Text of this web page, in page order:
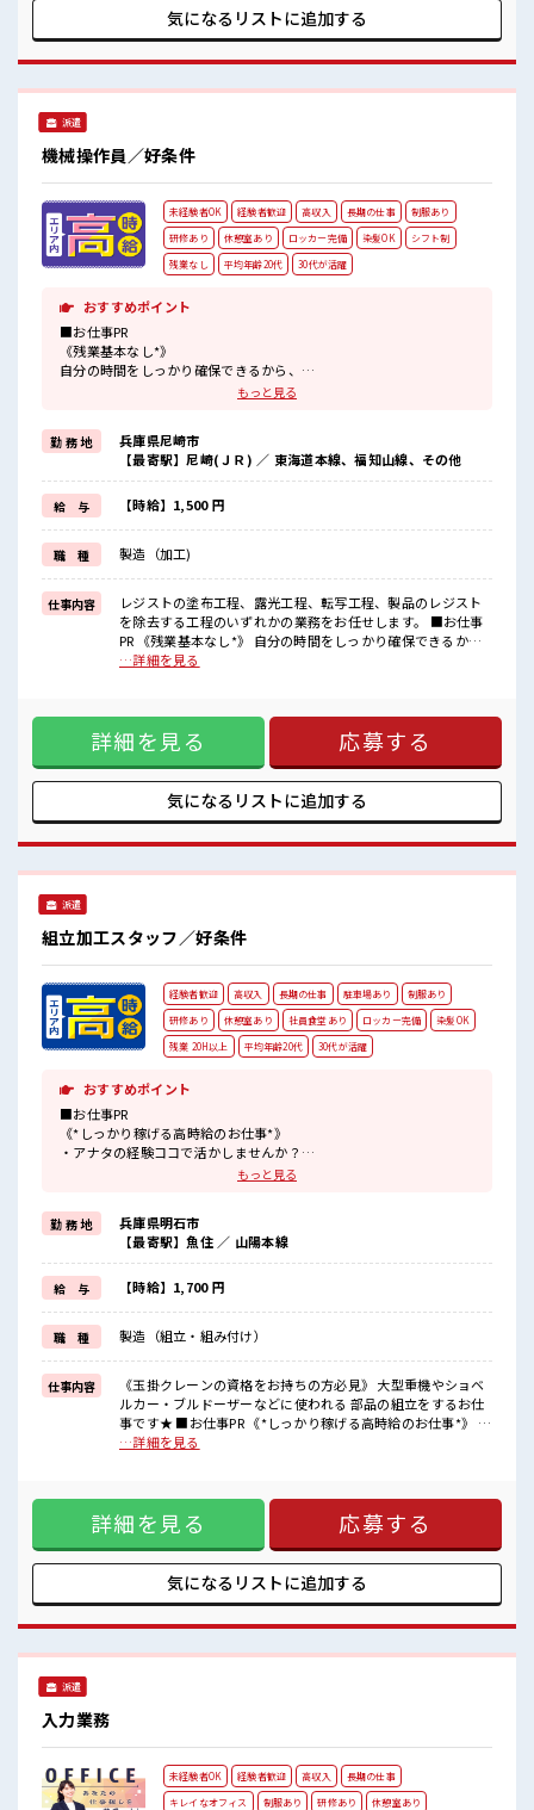
しっかりとあります◎ ここからスキル・ステップUPしていき
ましょう↑↑ ■職場の雰囲気 ◆20代・30代の方カツヤク中◆
好きに楽しめる♪ 休憩室・ロッカー・更衣室完備！ 荷物が多
い方も安心ですね！ さらに動きやすい制服が無料☆ #ryo
気になるリストに追加する
派遣
機械操作員／好条件
未経験者OK 経験者歓迎 高収入 長期の仕事
制服あり
研修あり
休憩室あり ロッカー完備 染髪OK
シフト制
残業なし
平均年齢20代 30代が活躍
おすすめポイント
■お仕事PR
《残業基本なし*》
自分の時間をしっかり確保できるから、
プライベートも充実できそう♪
《未経験の方も大カンゲイ*》
初めての方もご安心ください☆
研修もしっかりとあります◎
ここからスキル・ステップUPしていきましょう↑↑《うれしい高時
給*》
高時給1500円！
さらに2交替勤務だから稼げる！
■職場の雰囲気
◆20代・30代の方カツヤク中◆
髪型・髪色自由♪
派手過ぎなければOKだから、
自分らしく好きに楽しめる♪
さらに動きやすい制服が無料☆
もっと見る
勤 務 地
兵庫県尼崎市
【最寄駅】尼崎(ＪＲ) ／ 東海道本線、福知山線、その他
給 与 【時給】1,500 円
職 種 製造（加工)
仕事内容
レジストの塗布工程、露光工程、転写工程、製品のレジスト
を除去する工程のいずれかの業務をお任せします。 ■お仕事
PR 《残業基本なし*》 自分の時間をしっかり確保できるか
ら、 プライベートも充実できそう♪ オンとオフをきっちり切
こからスキル・ステップUPしていきましょう↑↑《うれしい
高時給*》 高時給1500円！ さらに2交替勤務だから稼げる！
■職場の雰囲気 ◆20代・30代の方カツヤク中◆ 髪型・髪色自
由♪ 派手過ぎなければOKだから、 自分らしく好きに楽しめ
る♪ 休憩室・ロッカー・更衣室完備！ 荷物が多い方も安心で
すね！ さらに動きやすい制服が無料☆
…詳細を見る
詳細を見る 応募する
気になるリストに追加する
派遣
組立加工スタッフ／好条件
経験者歓迎 高収入 長期の仕事 駐車場あり
制服あり
研修あり
休憩室あり 社員食堂あり ロッカー完備
染髪OK
残業 20H以上
平均年齢20代 30代が活躍
おすすめポイント
■お仕事PR
《*しっかり稼げる高時給のお仕事*》
・アナタの経験ココで活かしませんか？
・残業も多めなのでたくさん稼ぎたい方にはピッタリのお仕事です
・わからないことは聞きやすい雰囲気なので、
安心してお仕事スタートできちゃいます☆
・研修体制バッチリ！
1ヶ月程度の社内研修やOJTトレーニングもあります！
・日勤のみでお休みは土日！
予定がたてやすいからぷらいべーとも充実♪
・駅からの送迎バスあり★
(基本は送迎バスでの通勤となりますが車やバイクでの通勤も相談可
能)
■職場の雰囲気
《20代・30代の方活躍中》
・420円で定食が食べられる食堂あり！
リングOK！
もっと見る
勤 務 地
兵庫県明石市
【最寄駅】魚住 ／ 山陽本線
給 与 【時給】1,700 円
職 種 製造（組立・組み付け）
仕事内容
《玉掛クレーンの資格をお持ちの方必見》 大型重機やショベ
ルカー・ブルドーザーなどに使われる 部品の組立をするお仕
事です★ ■お仕事PR 《*しっかり稼げる高時給のお仕事*》 ・
アナタの経験ココで活かしませんか？ ・残業も多めなのでた
きちゃいます☆ ・研修体制バッチリ！ 1ヶ月程度の社内研修
やOJTトレーニングもあります！ ・日勤のみでお休みは土
日！ 予定がたてやすいからぷらいべーとも充実♪ ・駅からの
送迎バスあり★ (基本は送迎バスでの通勤となりますが車やバ
イクでの通勤も相談可能) ■職場の雰囲気 《20代・30代の方
活躍中》 ・420円で定食が食べられる食堂あり！ ・従業員し
ー/ATM完備◎・キバツすぎはNGですが髪のカラーリング
OK！
…詳細を見る
詳細を見る 応募する
気になるリストに追加する
派遣
入力業務
未経験者OK 経験者歓迎 高収入
長期の仕事
キレイなオフィス
制服あり 研修あり
休憩室あり